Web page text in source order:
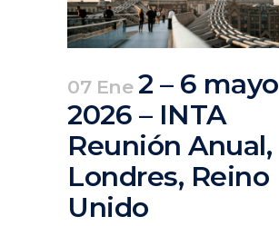
07 Ene 2 – 6 mayo
2026 – INTA
Reunión Anual,
Londres, Reino
Unido